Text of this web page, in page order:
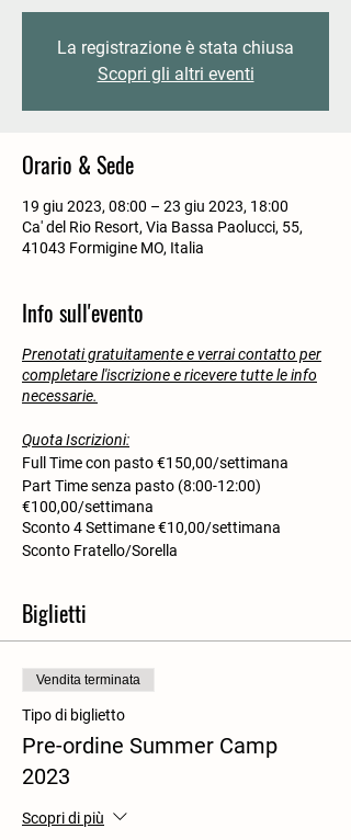
La registrazione è stata chiusa
Scopri gli altri eventi
Orario & Sede
19 giu 2023, 08:00 – 23 giu 2023, 18:00
Ca' del Rio Resort, Via Bassa Paolucci, 55,
41043 Formigine MO, Italia
Info sull'evento
Prenotati gratuitamente e verrai contatto per
completare l'iscrizione e ricevere tutte le info
necessarie.
Quota Iscrizioni:
Full Time con pasto €150,00/settimana
Part Time senza pasto (8:00-12:00)
€100,00/settimana
Sconto 4 Settimane €10,00/settimana
Sconto Fratello/Sorella
La tariffa settimanale comprende una
RCT-RCO.
prenota almeno 4 turni.
Lo sconto fratelli è valido dal secondo figlio in
poi e non è cumulabile con lo sconto 4
settimane.
Del Rio rientra tra i soggetti gestori che
Biglietti
Vendita terminata
Tipo di biglietto
Pre-ordine Summer Camp
2023
Scopri di più